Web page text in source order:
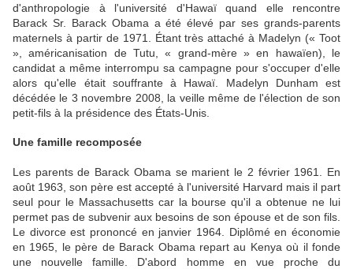
d'anthropologie à l'université d'Hawaï quand elle rencontre
Barack Sr. Barack Obama a été élevé par ses grands-parents
maternels à partir de 1971. Étant très attaché à Madelyn (« Toot
», américanisation de Tutu, « grand-mère » en hawaïen), le
candidat a même interrompu sa campagne pour s'occuper d'elle
alors qu'elle était souffrante à Hawaï. Madelyn Dunham est
décédée le 3 novembre 2008, la veille même de l'élection de son
petit-fils à la présidence des États-Unis.
Une famille recomposée
Les parents de Barack Obama se marient le 2 février 1961. En
août 1963, son père est accepté à l'université Harvard mais il part
seul pour le Massachusetts car la bourse qu'il a obtenue ne lui
permet pas de subvenir aux besoins de son épouse et de son fils.
Le divorce est prononcé en janvier 1964. Diplômé en économie
en 1965, le père de Barack Obama repart au Kenya où il fonde
une nouvelle famille. D'abord homme en vue proche du